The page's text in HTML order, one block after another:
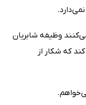
وظیفه شابریان
که شکار از